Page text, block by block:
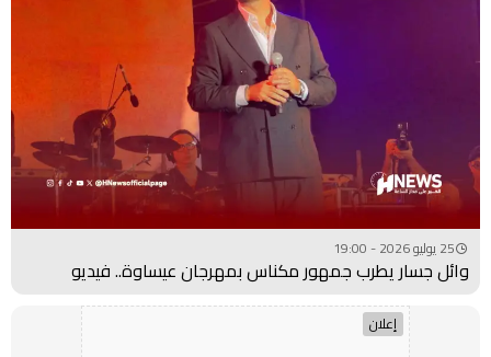
25 يوليو 2026 - 19:00
وائل جسار يطرب جمهور مكناس بمهرجان عيساوة.. فيديو
إعلان